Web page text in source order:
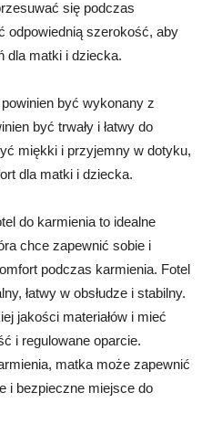
się podczas
odpowiednią szerokość, aby
dla matki i dziecka.
być wykonany z
być trwały i łatwy do
miękki i przyjemny w dotyku,
dla matki i dziecka.
do karmienia to idealne
chce zapewnić sobie i
podczas karmienia. Fotel
łatwy w obsłudze i stabilny.
jakości materiałów i mieć
i regulowane oparcie.
matka może zapewnić
i bezpieczne miejsce do